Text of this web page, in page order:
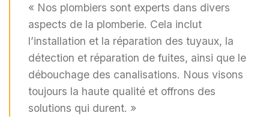
« Nos plombiers sont experts dans divers
aspects de la plomberie. Cela inclut
l’installation et la réparation des tuyaux, la
détection et réparation de fuites, ainsi que le
débouchage des canalisations. Nous visons
toujours la haute qualité et offrons des
solutions qui durent. »